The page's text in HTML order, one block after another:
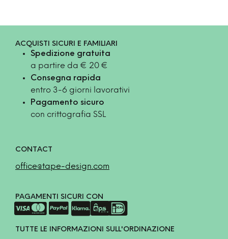
ACQUISTI SICURI E FAMILIARI
Spedizione gratuita
a partire da € 20 €
Consegna rapida
entro 3-6 giorni lavorativi
Pagamento sicuro
con crittografia SSL
CONTACT
office@tape-design.com
PAGAMENTI SICURI CON
TUTTE LE INFORMAZIONI SULL'ORDINAZIONE